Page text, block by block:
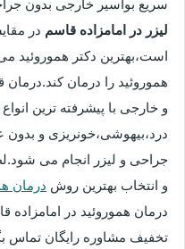
سریع بواسیر خارجی بدون
لیزر در امامزاده قاسم در
است،بهترین دکتر هموروئید
هموروئید را درمان
و خارجی با پیشرفته ترین
درد،بیهوشی،خونریزی و
جراحی و لیزر انجام می
و انتخاب بهترین روش درمان
درمان هموروئید در امامزاده
تخفیف مشاوره رایگان تماس